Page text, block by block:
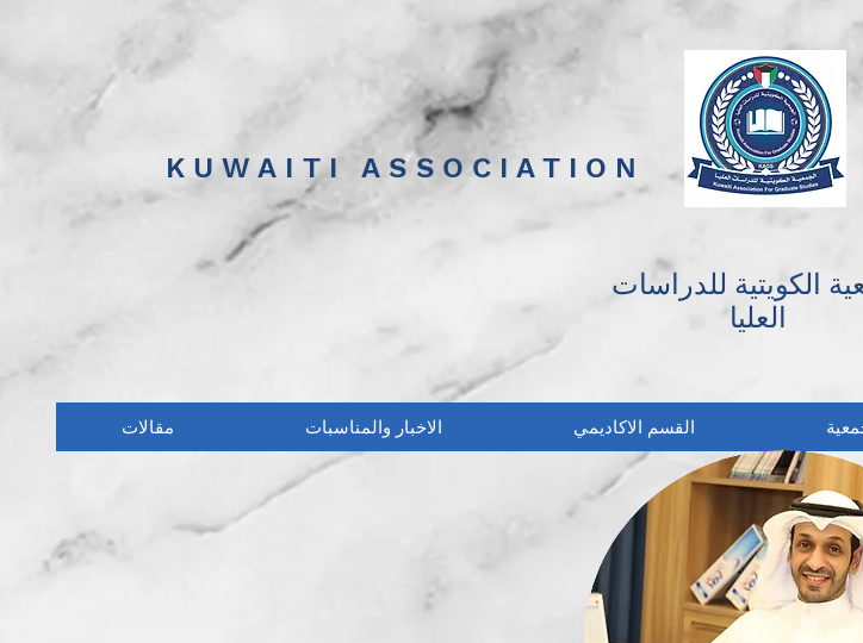
KUWAITI ASSOCIATION
الكويتية للدراسات
مقالات الاخبار والمناسبات القسم الاكاديمي